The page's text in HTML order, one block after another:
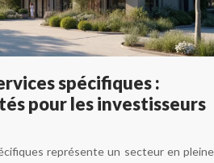
spécifiques :
pour les investisseurs
représente un secteur en pleine